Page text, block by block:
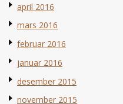
april 2016
mars 2016
februar 2016
januar 2016
desember 2015
november 2015